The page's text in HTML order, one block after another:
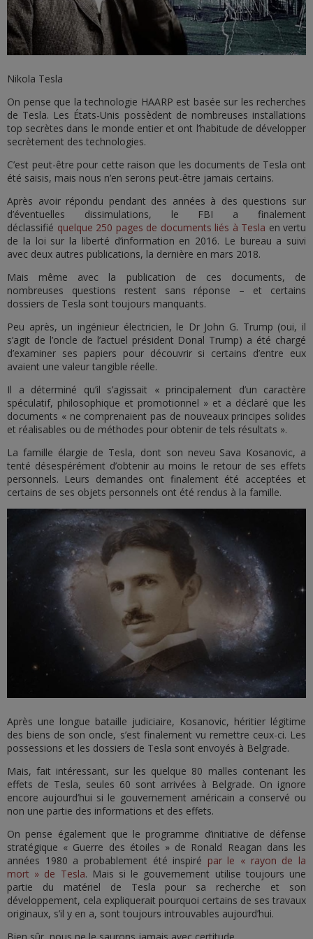
Nikola Tesla
On pense que la technologie HAARP est basée sur les recherches
de Tesla. Les États-Unis possèdent de nombreuses installations
top secrètes dans le monde entier et ont l’habitude de développer
secrètement des technologies.
C’est peut-être pour cette raison que les documents de Tesla ont
été saisis, mais nous n’en serons peut-être jamais certains.
Après avoir répondu pendant des années à des questions sur
d’éventuelles dissimulations, le FBI a finalement
déclassifié quelque 250 pages de documents liés à Tesla en vertu
de la loi sur la liberté d’information en 2016. Le bureau a suivi
avec deux autres publications, la dernière en mars 2018.
Mais même avec la publication de ces documents, de
nombreuses questions restent sans réponse – et certains
dossiers de Tesla sont toujours manquants.
Peu après, un ingénieur électricien, le Dr John G. Trump (oui, il
s’agit de l’oncle de l’actuel président Donal Trump) a été chargé
d’examiner ses papiers pour découvrir si certains d’entre eux
avaient une valeur tangible réelle.
Il a déterminé qu’il s’agissait « principalement d’un caractère
spéculatif, philosophique et promotionnel » et a déclaré que les
documents « ne comprenaient pas de nouveaux principes solides
et réalisables ou de méthodes pour obtenir de tels résultats ».
La famille élargie de Tesla, dont son neveu Sava Kosanovic, a
tenté désespérément d’obtenir au moins le retour de ses effets
personnels. Leurs demandes ont finalement été acceptées et
certains de ses objets personnels ont été rendus à la famille.
Après une longue bataille judiciaire, Kosanovic, héritier légitime
des biens de son oncle, s’est finalement vu remettre ceux-ci. Les
possessions et les dossiers de Tesla sont envoyés à Belgrade.
Mais, fait intéressant, sur les quelque 80 malles contenant les
effets de Tesla, seules 60 sont arrivées à Belgrade. On ignore
encore aujourd’hui si le gouvernement américain a conservé ou
non une partie des informations et des effets.
On pense également que le programme d’initiative de défense
stratégique « Guerre des étoiles » de Ronald Reagan dans les
années 1980 a probablement été inspiré par le « rayon de la
mort » de Tesla. Mais si le gouvernement utilise toujours une
partie du matériel de Tesla pour sa recherche et son
développement, cela expliquerait pourquoi certains de ses travaux
originaux, s’il y en a, sont toujours introuvables aujourd’hui.